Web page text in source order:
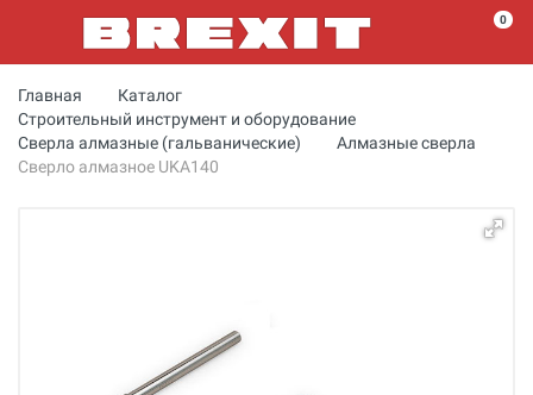
0
Главная
Каталог
Строительный инструмент и оборудование
Сверла алмазные (гальванические)
Алмазные сверла
Сверло алмазное UKA140